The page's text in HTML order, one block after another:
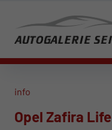
info
Opel Zafira Life